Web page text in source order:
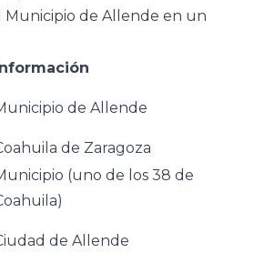
de Allende en un
de Allende
de Zaragoza
(uno de los 38 de
de Allende